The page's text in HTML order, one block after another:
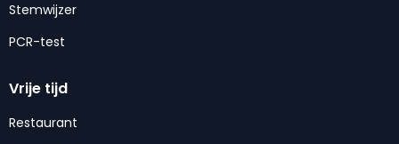
Stemwijzer
PCR-test
Vrije tijd
Restaurant